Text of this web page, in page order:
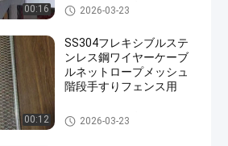
00:16 動物園 の ロープ 網
2026-03-23
00:12
SS304フレキシブルステ
ンレス鋼ワイヤーケーブ
ルネットロープメッシュ
階段手すりフェンス用
動物園 の ロープ 網
2026-03-23